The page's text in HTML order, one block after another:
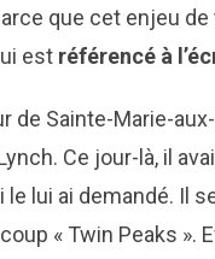
que cet enjeu
est référencé à
de Sainte-Marie-
Ce jour-là, il
le lui ai demandé. Il
« Twin Peaks ».